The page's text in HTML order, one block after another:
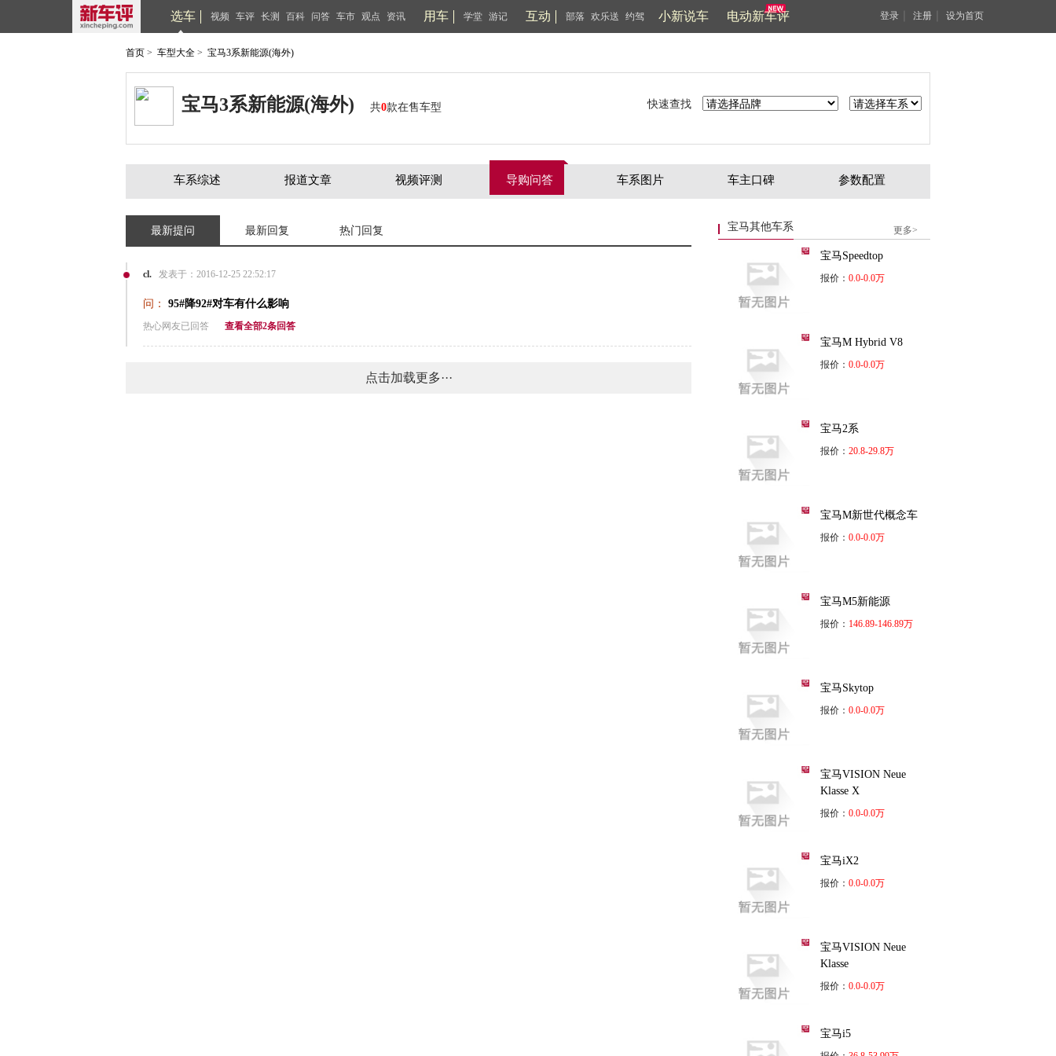
选车 视频 车评 长测 百科 问答 车市 观点 资讯 用车 学堂 游记 互动 部落 欢乐送 约驾 小新说车 电动新车评 登录 注册 设为首页
首页 > 车型大全 > 宝马3系新能源(海外)
宝马3系新能源(海外) 共0款在售车型 快速查找
车系综述 报道文章 视频评测 导购问答 车系图片 车主口碑 参数配置
最新提问 最新回复 热门回复
cl. 发表于：2016-12-25 22:52:17
问： 95#降92#对车有什么影响
热心网友已回答 查看全部2条回答
点击加载更多···
宝马其他车系 更多>
宝马Speedtop
报价： 0.0-0.0万
宝马M Hybrid V8
报价： 0.0-0.0万
宝马2系
报价： 20.8-29.8万
宝马M新世代概念车
报价： 0.0-0.0万
宝马M5新能源
报价： 146.89-146.89万
宝马Skytop
报价： 0.0-0.0万
宝马VISION Neue
Klasse X
报价： 0.0-0.0万
宝马iX2
报价： 0.0-0.0万
宝马VISION Neue
Klasse
报价： 0.0-0.0万
宝马i5